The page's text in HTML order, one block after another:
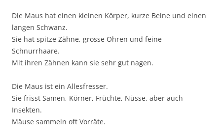
Die Maus hat einen kleinen Körper, kurze Beine und einen
langen Schwanz.
Sie hat spitze Zähne, grosse Ohren und feine
Schnurrhaare.
Mit ihren Zähnen kann sie sehr gut nagen.
Die Maus ist ein Allesfresser.
Sie frisst Samen, Körner, Früchte, Nüsse, aber auch
Insekten.
Mäuse sammeln oft Vorräte.